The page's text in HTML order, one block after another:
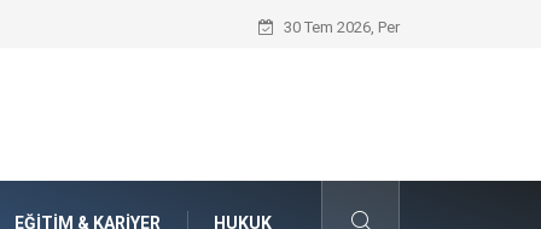
Numaralarla Boyama Kitleri ile
30 Tem 2026, Per
EĞITIM & KARIYER HUKUK